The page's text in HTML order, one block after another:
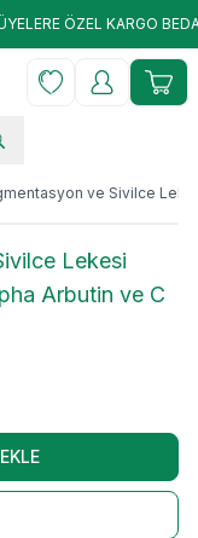
KARGO BEDAVA VE
FavorilerimHesabım
ve Sivilce
Lekesi
Arbutin ve C